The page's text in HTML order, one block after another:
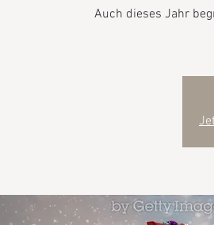
Auch dieses Jahr